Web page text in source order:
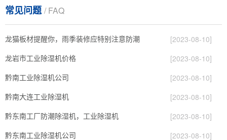
常见问题/ FAQ
龙猫板材提醒你，雨季装修应特别注意防潮
[2023-08-10]
龙岩市工业除湿机价格
[2023-08-10]
黔南工业除湿机公司
[2023-08-10]
黔南大连工业除湿机
[2023-08-10]
黔东南工厂防潮除湿机，工业除湿机
[2023-08-10]
黔东南工业除湿机公司
[2023-08-10]